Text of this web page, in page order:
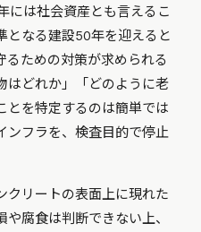
には社会資産とも言えるこ
となる建設50年を迎えると
るための対策が求められる
はどれか」「どのように老
とを特定するのは簡単では
ンフラを、検査目的で停止
クリートの表面上に現れた
腐食は判断できない上、